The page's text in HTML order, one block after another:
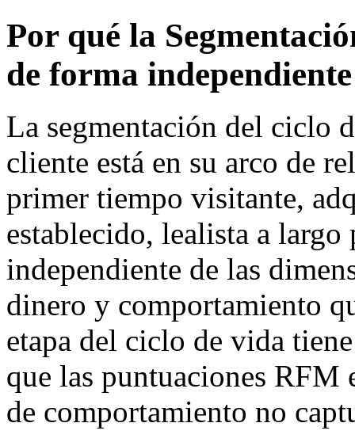
Por qué la
de forma
La segmentación del ciclo
cliente está en su arco de
primer tiempo visitante,
establecido, lealista a
independiente de las
dinero y comportamiento
etapa del ciclo de vida
que las puntuaciones RFM
de comportamiento no